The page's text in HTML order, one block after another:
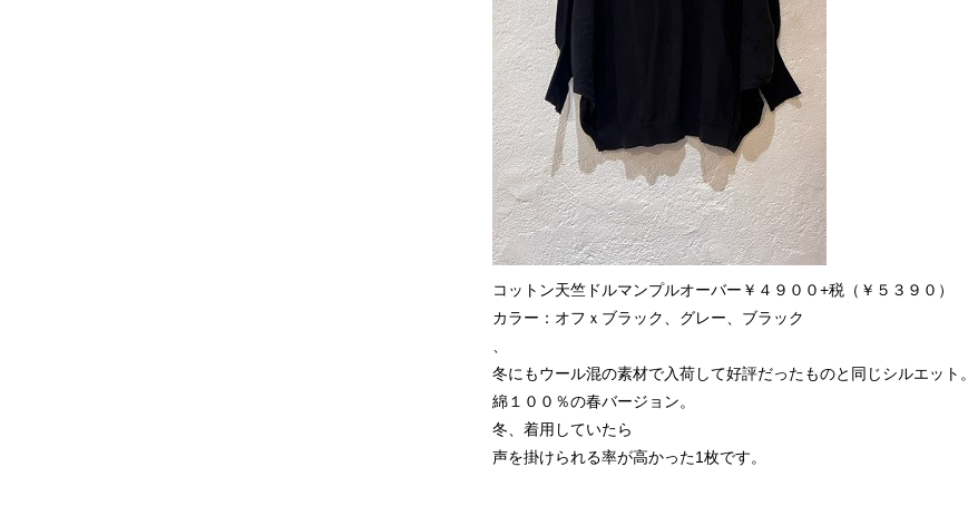
コットン天竺ドルマンプルオーバー￥４９００+税（￥５３９０）
カラー：オフｘブラック、グレー、ブラック
冬にもウール混の素材で入荷して好評だったものと同じシルエット。
綿１００％の春バージョン。
冬、着用していたら
声を掛けられる率が高かった1枚です。